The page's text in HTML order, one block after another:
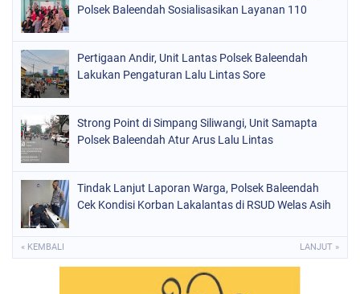
Polsek Baleendah Sosialisasikan Layanan 110
Pertigaan Andir, Unit Lantas Polsek Baleendah
Lakukan Pengaturan Lalu Lintas Sore
Strong Point di Simpang Siliwangi, Unit Samapta
Polsek Baleendah Atur Arus Lalu Lintas
Tindak Lanjut Laporan Warga, Polsek Baleendah
Cek Kondisi Korban Lakalantas di RSUD Welas Asih
« KEMBALI LANJUT »